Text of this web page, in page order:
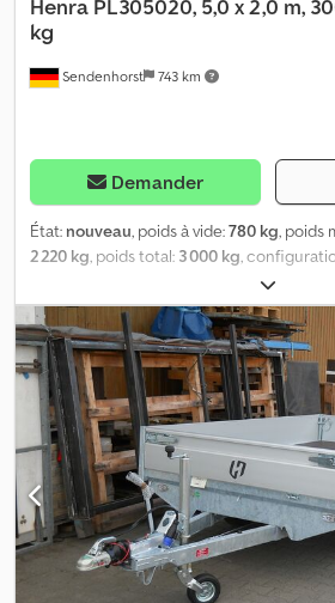
Sendenhorst 743 km
Henra PL305020, 5,0 x 2,0 m,
kg
Demander
État: nouveau, poids à vide:780 kg, poids
2 220 kg, poids total: 3 000 kg,
longueur de l'espace de chargement:
l’espace de chargement:2 020 mm,
chargement:300 mm, dimension des
empattement:710 mm, Année de
Équipement:
téléchargeur, Remorque
total autorisé de 3 000 kg, châssis bas
plancher surélevé, parois latérales en
4 équerres d’angle et 2 équerres
crémaillère, points d’arrimage dans le
5 010 mm, largeur : 2 020 mm.
plaque d’immatriculation. Grille
maximale de 100 km/h : 230,00 €, prix
renforcée, 500 kg, pneu de 230 x 80 mm.